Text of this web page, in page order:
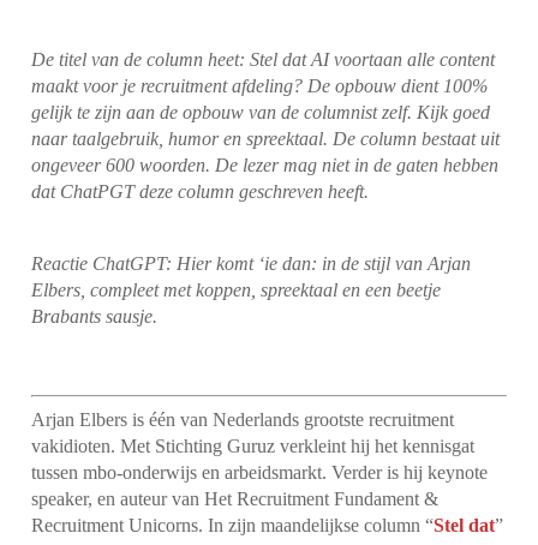
De titel van de column heet: Stel dat AI voortaan alle content
maakt voor je recruitment afdeling? De opbouw dient 100%
gelijk te zijn aan de opbouw van de columnist zelf. Kijk goed
naar taalgebruik, humor en spreektaal. De column bestaat uit
ongeveer 600 woorden. De lezer mag niet in de gaten hebben
dat ChatPGT deze column geschreven heeft.
Reactie ChatGPT: Hier komt ‘ie dan: in de stijl van Arjan
Elbers, compleet met koppen, spreektaal en een beetje
Brabants sausje.
Arjan Elbers is één van Nederlands grootste recruitment
vakidioten. Met Stichting Guruz verkleint hij het kennisgat
tussen mbo-onderwijs en arbeidsmarkt. Verder is hij keynote
speaker, en auteur van Het Recruitment Fundament &
Recruitment Unicorns. In zijn maandelijkse column “Stel dat”